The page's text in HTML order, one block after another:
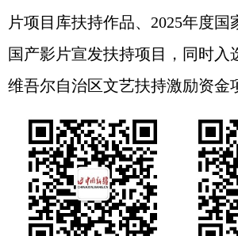
片项目库扶持作品、2025年度国
国产影片宣发扶持项目，同时入
维吾尔自治区文艺扶持激励资金